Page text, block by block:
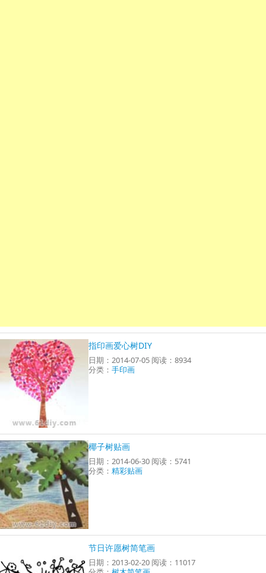
指印画爱心树DIY
日期：2014-07-05 阅读：8934
分类：手印画
椰子树贴画
日期：2014-06-30 阅读：5741
分类：精彩贴画
节日许愿树简笔画
日期：2013-02-20 阅读：11017